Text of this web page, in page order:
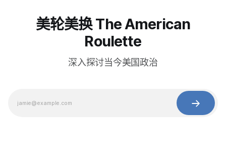
美轮美换 The American
Roulette
深入探讨当今美国政治